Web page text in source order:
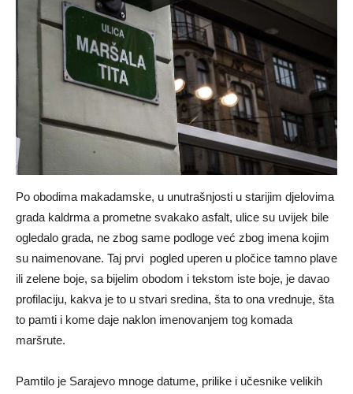
Po obodima makadamske, u unutrašnjosti u starijim djelovima
grada kaldrma a prometne svakako asfalt, ulice su uvijek bile
ogledalo grada, ne zbog same podloge već zbog imena kojim
su naimenovane. Taj prvi pogled uperen u pločice tamno plave
ili zelene boje, sa bijelim obodom i tekstom iste boje, je davao
profilaciju, kakva je to u stvari sredina, šta to ona vrednuje, šta
to pamti i kome daje naklon imenovanjem tog komada
maršrute.
Pamtilo je Sarajevo mnoge datume, prilike i učesnike velikih